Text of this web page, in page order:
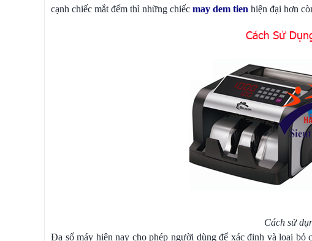
cạnh chiếc mắt đếm thì những chiếc may dem tien hiện đại hơn
Cách sử
Đa số máy hiện nay cho phép người dùng để xác định và loại bỏ